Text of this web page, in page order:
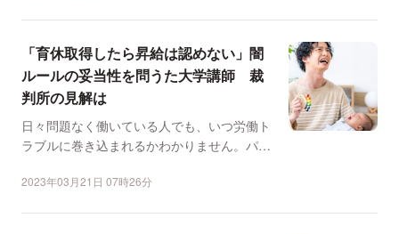
「育休取得したら昇給は認めない」闇
ルールの妥当性を問うた大学講師 裁
判所の見解は
日々問題なく働いている人でも、いつ労働ト
ラブルに巻き込まれるかわかりません。パワ
2023年03月21日 07時26分